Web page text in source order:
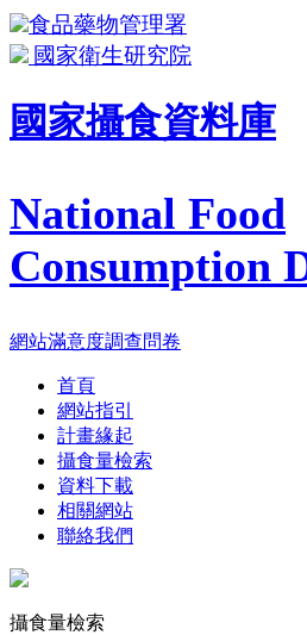
食品藥物管理署
國家衛生研究院
國家攝食資料庫
National Food
Consumption
網站滿意度調查問卷
首頁
網站指引
計畫緣起
攝食量檢索
資料下載
相關網站
聯絡我們
攝食量檢索